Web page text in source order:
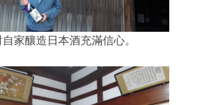
家釀造日本酒充滿信心。